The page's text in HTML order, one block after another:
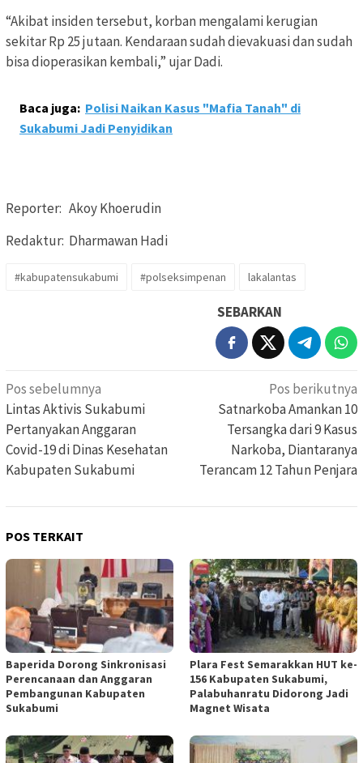
“Akibat insiden tersebut, korban mengalami kerugian
sekitar Rp 25 jutaan. Kendaraan sudah dievakuasi dan sudah
bisa dioperasikan kembali,” ujar Dadi.
Baca juga: Polisi Naikan Kasus "Mafia Tanah" di
Sukabumi Jadi Penyidikan
Reporter: Akoy Khoerudin
Redaktur: Dharmawan Hadi
#kabupatensukabumi #polseksimpenan lakalantas
SEBARKAN
Navigasi
pos
Pos sebelumnya
Lintas Aktivis Sukabumi
Pertanyakan Anggaran
Covid-19 di Dinas Kesehatan
Kabupaten Sukabumi
Pos berikutnya
Satnarkoba Amankan 10
Tersangka dari 9 Kasus
Narkoba, Diantaranya
Terancam 12 Tahun Penjara
POS TERKAIT
Baperida Dorong Sinkronisasi
Perencanaan dan Anggaran
Pembangunan Kabupaten
Sukabumi
Plara Fest Semarakkan HUT ke-
156 Kabupaten Sukabumi,
Palabuhanratu Didorong Jadi
Magnet Wisata